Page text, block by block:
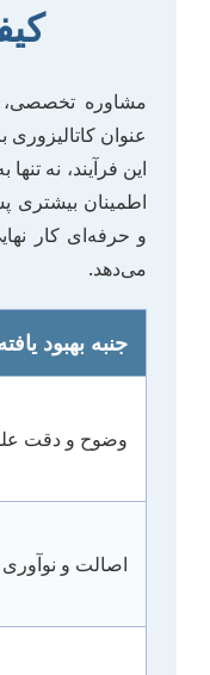
مشاوره تخصصی،
عنوان
این فرآیند، نه
اطمینان
و حرفه‌ای کار
می‌دهد.
جنبه بهبود
وضوح و دقت
اصالت و نوآوری